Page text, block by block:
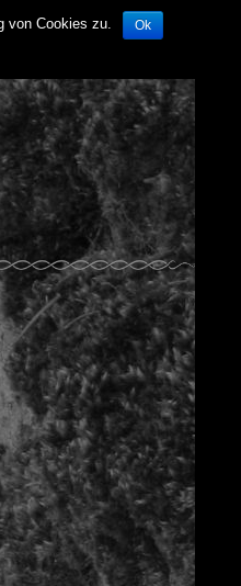
von Cookies zu.
Ok